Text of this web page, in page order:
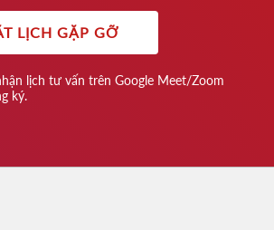
LỊCH GẶP GỠ
lịch tư vấn trên Google Meet/Zoom
ký.